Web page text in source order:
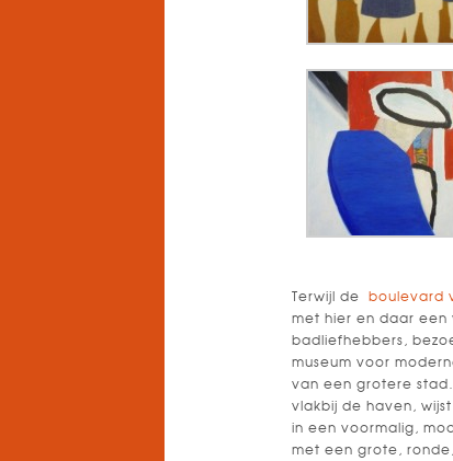
Terwijl de boulevard
met hier en daar een
badliefhebbers,
museum voor
van een grotere
vlakbij de haven,
in een voormalig,
met een grote,